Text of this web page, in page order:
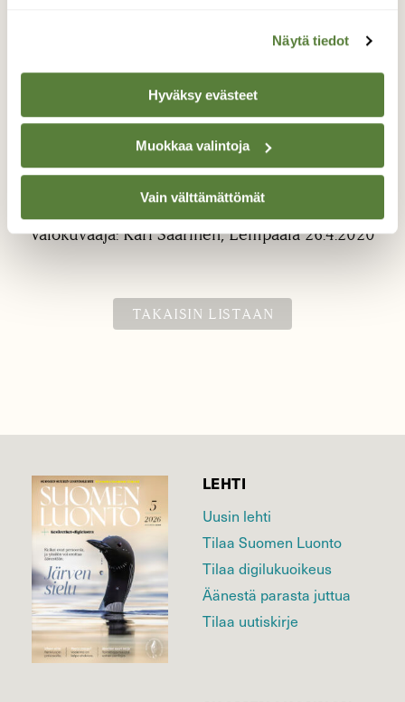
Näytä tiedot
Hyväksy evästeet
Muokkaa valintoja
Vain välttämättömät
Tarkkailija
Tuleekohan se kesä ?
Valokuvaaja: Kari Saarinen, Lempäälä 26.4.2020
TAKAISIN LISTAAN
LEHTI
Uusin lehti
Tilaa Suomen Luonto
Tilaa digilukuoikeus
Äänestä parasta juttua
Tilaa uutiskirje